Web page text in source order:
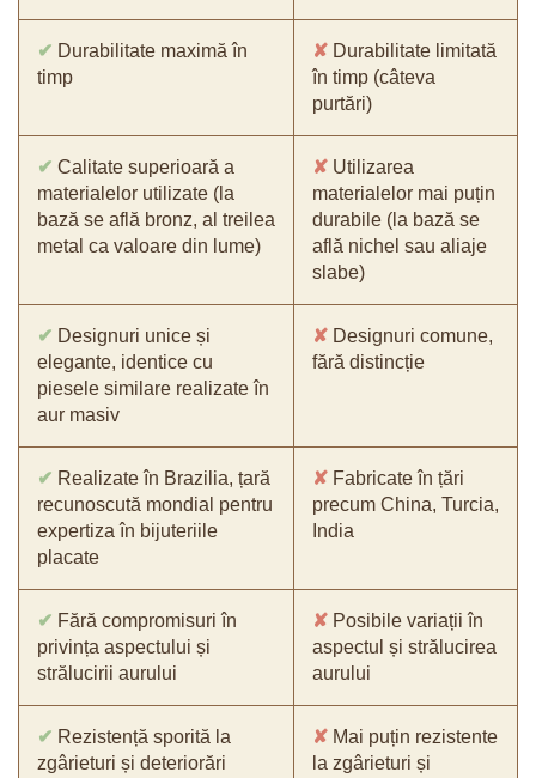
✔ Durabilitate maximă în
timp
✘ Durabilitate limitată
în timp (câteva
purtări)
✔ Calitate superioară a
materialelor utilizate (la
bază se află bronz, al treilea
metal ca valoare din lume)
✘ Utilizarea
materialelor mai puțin
durabile (la bază se
află nichel sau aliaje
slabe)
✔ Designuri unice și
elegante, identice cu
piesele similare realizate în
aur masiv
✘ Designuri comune,
fără distincție
✔ Realizate în Brazilia, țară
recunoscută mondial pentru
expertiza în bijuteriile
placate
✘ Fabricate în țări
precum China, Turcia,
India
✔ Fără compromisuri în
privința aspectului și
strălucirii aurului
✘ Posibile variații în
aspectul și strălucirea
aurului
✔ Rezistență sporită la
zgârieturi și deteriorări
✘ Mai puțin rezistente
la zgârieturi și